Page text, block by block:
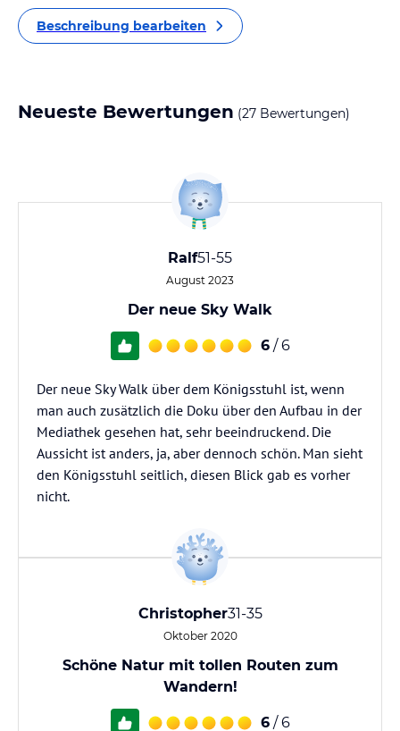
Beschreibung bearbeiten
Neueste Bewertungen (27 Bewertungen)
Ralf51-55
August 2023
Der neue Sky Walk
6 / 6
Der neue Sky Walk über dem Königsstuhl ist, wenn
man auch zusätzlich die Doku über den Aufbau in der
Mediathek gesehen hat, sehr beeindruckend. Die
Aussicht ist anders, ja, aber dennoch schön. Man sieht
den Königsstuhl seitlich, diesen Blick gab es vorher
nicht.
Christopher31-35
Oktober 2020
Schöne Natur mit tollen Routen zum
Wandern!
6 / 6